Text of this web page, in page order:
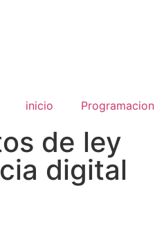
inicio Programacion
de ley
digital